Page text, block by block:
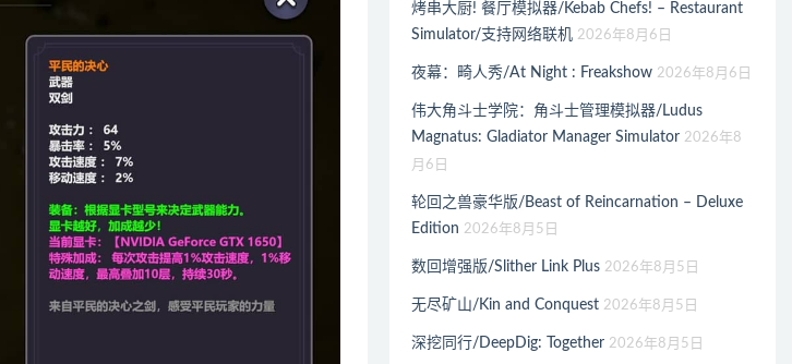
烤串大厨! 餐厅模拟器/Kebab Chefs! – Restaurant
Simulator/支持网络联机 2026年8月6日
夜幕：畸人秀/At Night : Freakshow 2026年8月6日
伟大角斗士学院：角斗士管理模拟器/Ludus
Magnatus: Gladiator Manager Simulator 2026年8
月6日
轮回之兽豪华版/Beast of Reincarnation – Deluxe
Edition 2026年8月5日
数回增强版/Slither Link Plus 2026年8月5日
无尽矿山/Kin and Conquest 2026年8月5日
深挖同行/DeepDig: Together 2026年8月5日